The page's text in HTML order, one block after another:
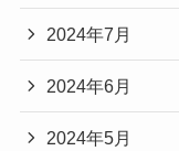
2024年7月
2024年6月
2024年5月